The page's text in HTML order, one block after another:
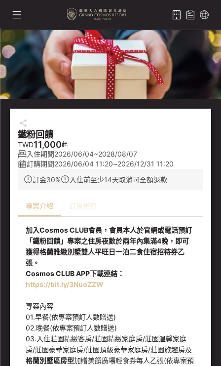
鐵粉回饋
TWD11,000起
入住期間2026/06/04~2028/08/07
訂購期間2026/06/04 11:20~2026/12/31 11:20
訂金30%
入住前至少14天取消可全額退款
專案介紹
加入Cosmos CLUB會員， 會員本人於官網或電話預訂
「鐵粉回饋」專案之住房夜數於兩年內集滿4晚，即可
獲得格蘭雅緻別墅雙人平旺日一泊二食住宿招待券乙
張。
Cosmos CLUB APP下載連結 ：
https://bit.ly/3NuoZZW
專案內容
01.早餐(依專案預訂人數贈送)
02.晚餐(依專案預訂人數贈送)
03.入住莊園精緻客房/莊園精緻家庭房/莊園溫馨家庭
房/莊園豪華家庭房/莊園頂級豪華家庭房/莊園旅趣房及
格蘭別墅區房型加贈美饌廣場輕食券每人乙張(依專案預
訂房規範